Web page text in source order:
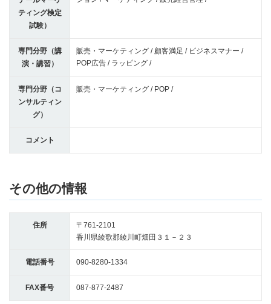
ティング検定
試験）
専門分野（講
演・講習）
販売・マーケティング / 顧客満足 / ビジネスマナー /
POP広告 / ラッピング /
専門分野（コ
ンサルティン
グ）
販売・マーケティング / POP /
コメント
その他の情報
住所
〒761-2101
香川県綾歌郡綾川町畑田３１－２３
電話番号 090-8280-1334
FAX番号 087-877-2487